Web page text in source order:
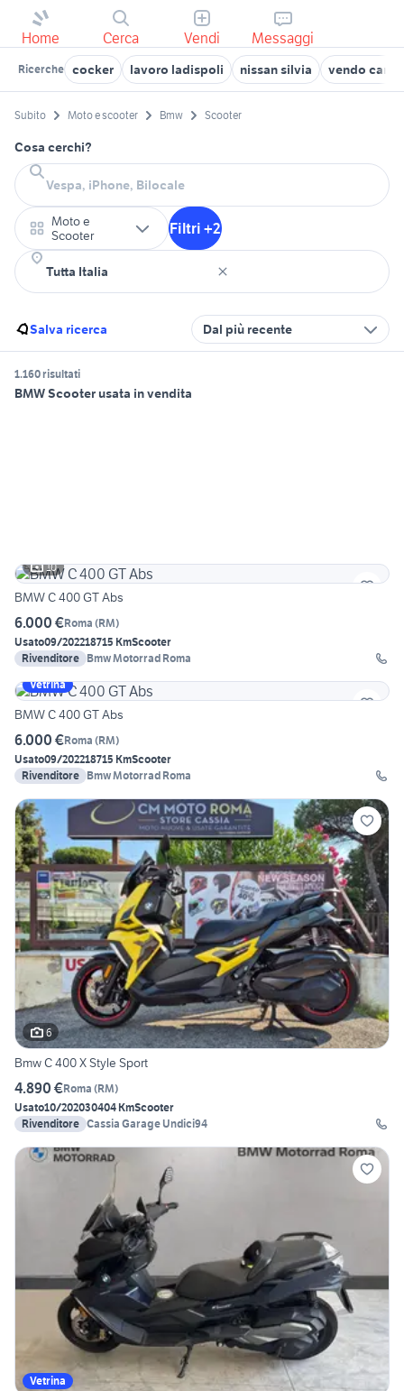
Home Cerca Vendi Messaggi
Ricerche cocker lavoro ladispoli nissan silvia vendo cani
Subito Moto e scooter Bmw Scooter
Cosa cerchi?
Moto e
Scooter
Filtri +2
Salva ricerca Dal più recente
1.160 risultati
BMW Scooter usata in vendita
10
BMW C 400 GT Abs
6.000 €Roma (RM)
Usato09/202218715 KmScooter
Rivenditore Bmw Motorrad Roma
Vetrina
BMW C 400 GT Abs
6.000 €Roma (RM)
Usato09/202218715 KmScooter
Rivenditore Bmw Motorrad Roma
6
Bmw C 400 X Style Sport
4.890 €Roma (RM)
Usato10/202030404 KmScooter
Rivenditore Cassia Garage Undici94
Vetrina